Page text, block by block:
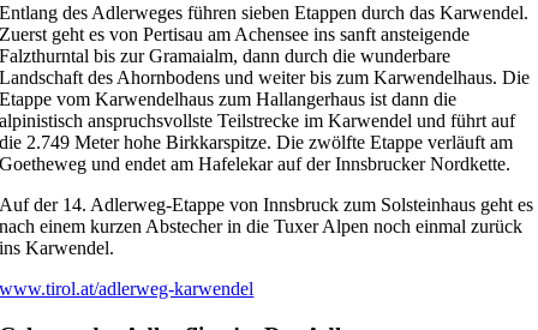
Entlang des Adlerweges führen sieben Etappen durch das Karwendel.
Zuerst geht es von Pertisau am Achensee ins sanft ansteigende
Falzthurntal bis zur Gramaialm, dann durch die wunderbare
Landschaft des Ahornbodens und weiter bis zum Karwendelhaus. Die
Etappe vom Karwendelhaus zum Hallangerhaus ist dann die
alpinistisch anspruchsvollste Teilstrecke im Karwendel und führt auf
die 2.749 Meter hohe Birkkarspitze. Die zwölfte Etappe verläuft am
Goetheweg und endet am Hafelekar auf der Innsbrucker Nordkette.
Auf der 14. Adlerweg-Etappe von Innsbruck zum Solsteinhaus geht es
nach einem kurzen Abstecher in die Tuxer Alpen noch einmal zurück
ins Karwendel.
www.tirol.at/adlerweg-karwendel